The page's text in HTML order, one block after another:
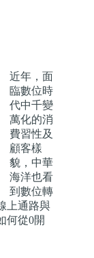
近年，面
臨數位時
代中千變
萬化的消
費習性及
顧客樣
貌，中華
海洋也看
到數位轉
上通路與
何從0開